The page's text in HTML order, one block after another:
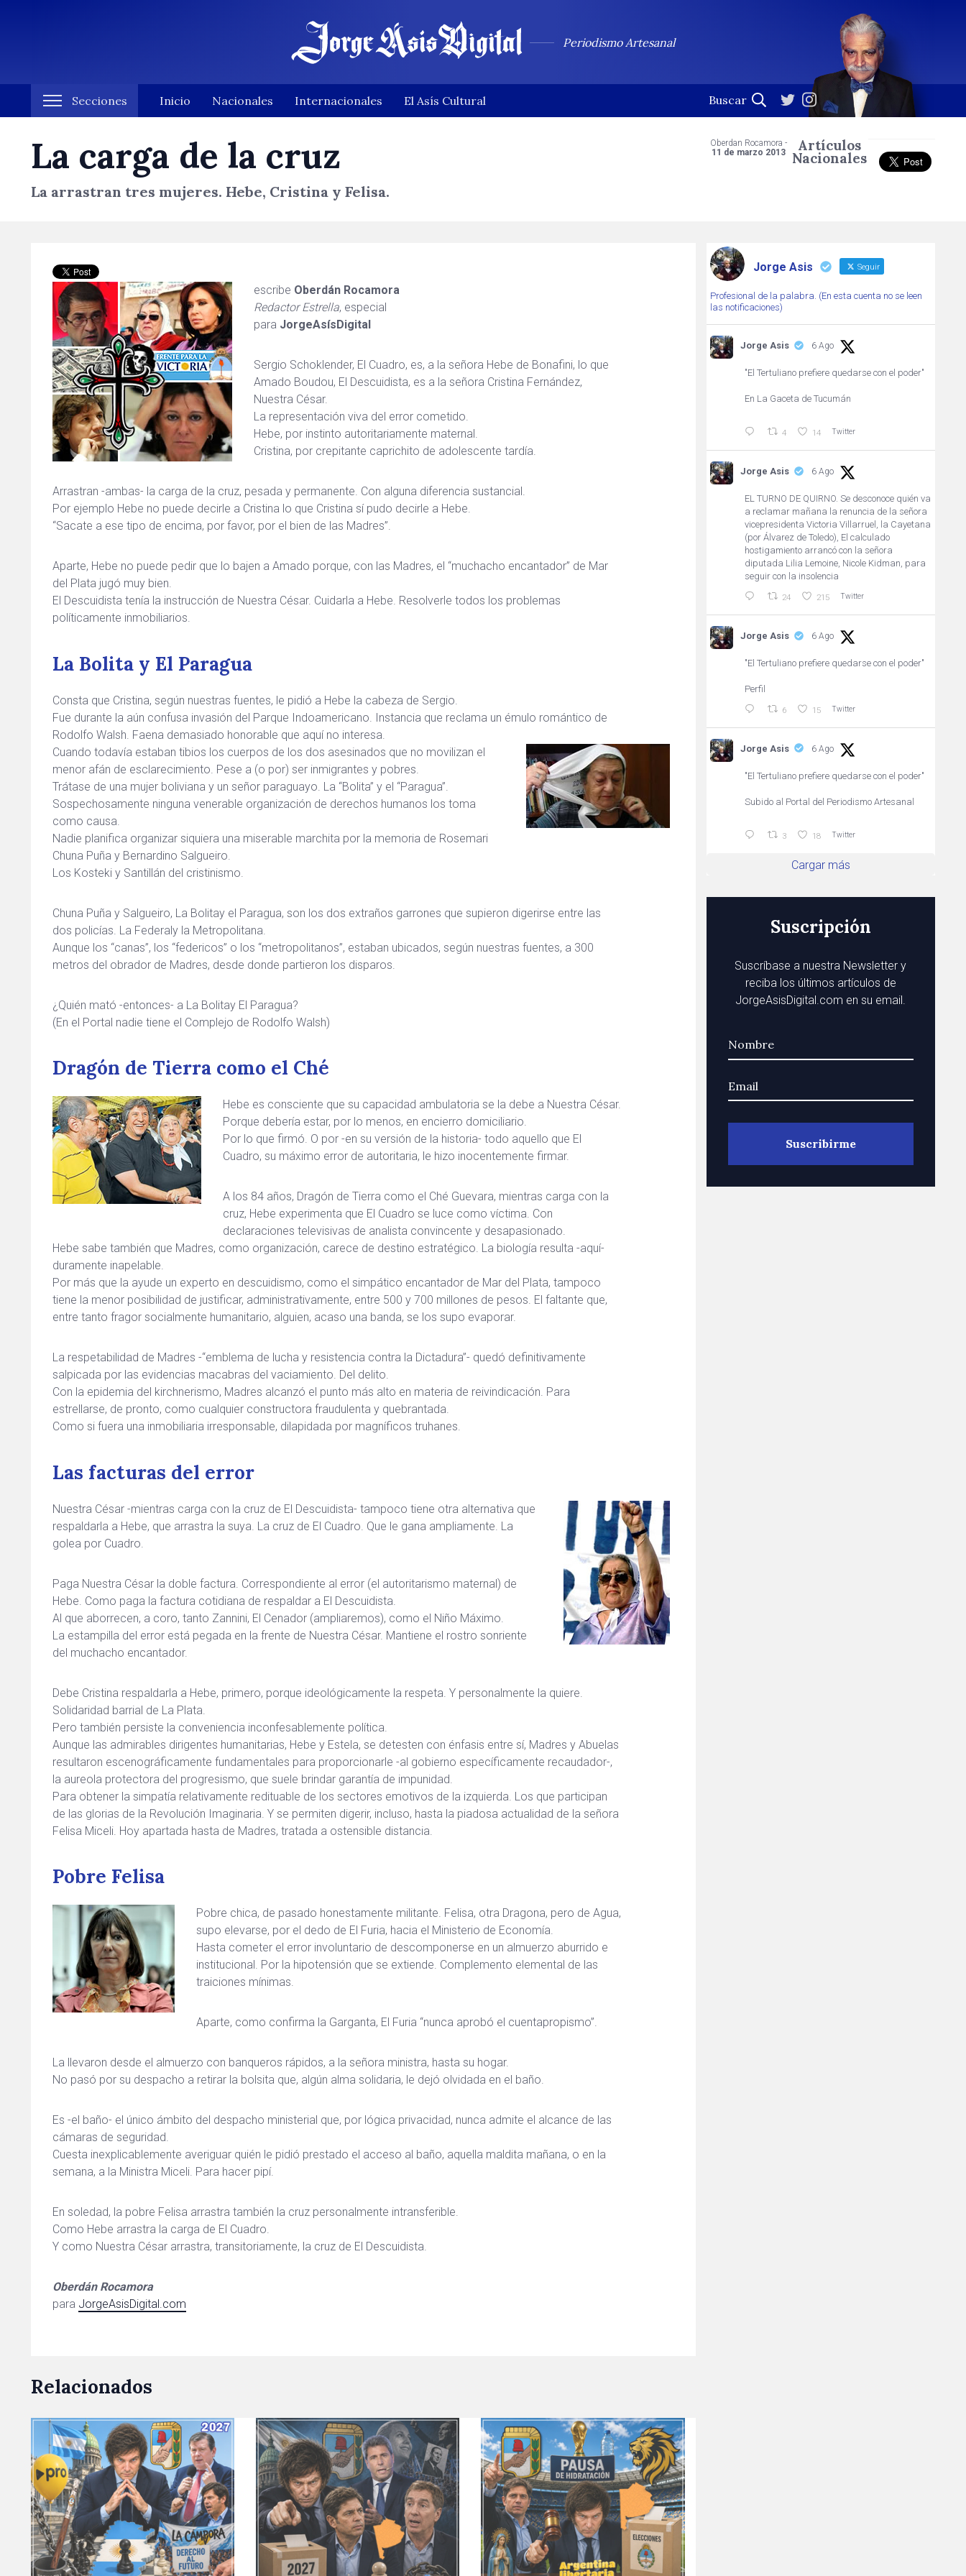
Periodismo Artesanal
Secciones Inicio Nacionales Internacionales El Asís Cultural
La carga de la cruz
La arrastran tres mujeres. Hebe, Cristina y Felisa.
Oberdan Rocamora -
11 de marzo 2013
Artículos
Nacionales
escribe Oberdán Rocamora
Redactor Estrella, especial
para JorgeAsísDigital
Sergio Schoklender, El Cuadro, es, a la señora Hebe de Bonafini, lo que
Amado Boudou, El Descuidista, es a la señora Cristina Fernández,
Nuestra César.
La representación viva del error cometido.
Hebe, por instinto autoritariamente maternal.
Cristina, por crepitante caprichito de adolescente tardía.
Arrastran -ambas- la carga de la cruz, pesada y permanente. Con alguna diferencia sustancial.
Por ejemplo Hebe no puede decirle a Cristina lo que Cristina sí pudo decirle a Hebe.
“Sacate a ese tipo de encima, por favor, por el bien de las Madres”.
Aparte, Hebe no puede pedir que lo bajen a Amado porque, con las Madres, el “muchacho encantador” de Mar
del Plata jugó muy bien.
El Descuidista tenía la instrucción de Nuestra César. Cuidarla a Hebe. Resolverle todos los problemas
políticamente inmobiliarios.
La Bolita y El Paragua
Consta que Cristina, según nuestras fuentes, le pidió a Hebe la cabeza de Sergio.
Fue durante la aún confusa invasión del Parque Indoamericano. Instancia que reclama un émulo romántico de
Rodolfo Walsh. Faena demasiado honorable que aquí no interesa.
Cuando todavía estaban tibios los cuerpos de los dos asesinados que no movilizan el
menor afán de esclarecimiento. Pese a (o por) ser inmigrantes y pobres.
Trátase de una mujer boliviana y un señor paraguayo. La “Bolita” y el “Paragua”.
Sospechosamente ninguna venerable organización de derechos humanos los toma
como causa.
Nadie planifica organizar siquiera una miserable marchita por la memoria de Rosemari
Chuna Puña y Bernardino Salgueiro.
Los Kosteki y Santillán del cristinismo.
Chuna Puña y Salgueiro, La Bolitay el Paragua, son los dos extraños garrones que supieron digerirse entre las
dos policías. La Federaly la Metropolitana.
Aunque los “canas”, los “federicos” o los “metropolitanos”, estaban ubicados, según nuestras fuentes, a 300
metros del obrador de Madres, desde donde partieron los disparos.
¿Quién mató -entonces- a La Bolitay El Paragua?
(En el Portal nadie tiene el Complejo de Rodolfo Walsh)
Dragón de Tierra como el Ché
Hebe es consciente que su capacidad ambulatoria se la debe a Nuestra César.
Porque debería estar, por lo menos, en encierro domiciliario.
Por lo que firmó. O por -en su versión de la historia- todo aquello que El
Cuadro, su máximo error de autoritaria, le hizo inocentemente firmar.
A los 84 años, Dragón de Tierra como el Ché Guevara, mientras carga con la
cruz, Hebe experimenta que El Cuadro se luce como víctima. Con
declaraciones televisivas de analista convincente y desapasionado.
Hebe sabe también que Madres, como organización, carece de destino estratégico. La biología resulta -aquí-
duramente inapelable.
Por más que la ayude un experto en descuidismo, como el simpático encantador de Mar del Plata, tampoco
tiene la menor posibilidad de justificar, administrativamente, entre 500 y 700 millones de pesos. El faltante que,
entre tanto fragor socialmente humanitario, alguien, acaso una banda, se los supo evaporar.
La respetabilidad de Madres -“emblema de lucha y resistencia contra la Dictadura”- quedó definitivamente
salpicada por las evidencias macabras del vaciamiento. Del delito.
Con la epidemia del kirchnerismo, Madres alcanzó el punto más alto en materia de reivindicación. Para
estrellarse, de pronto, como cualquier constructora fraudulenta y quebrantada.
Como si fuera una inmobiliaria irresponsable, dilapidada por magníficos truhanes.
Las facturas del error
Nuestra César -mientras carga con la cruz de El Descuidista- tampoco tiene otra alternativa que
respaldarla a Hebe, que arrastra la suya. La cruz de El Cuadro. Que le gana ampliamente. La
golea por Cuadro.
Paga Nuestra César la doble factura. Correspondiente al error (el autoritarismo maternal) de
Hebe. Como paga la factura cotidiana de respaldar a El Descuidista.
Al que aborrecen, a coro, tanto Zannini, El Cenador (ampliaremos), como el Niño Máximo.
La estampilla del error está pegada en la frente de Nuestra César. Mantiene el rostro sonriente
del muchacho encantador.
Debe Cristina respaldarla a Hebe, primero, porque ideológicamente la respeta. Y personalmente la quiere.
Solidaridad barrial de La Plata.
Pero también persiste la conveniencia inconfesablemente política.
Aunque las admirables dirigentes humanitarias, Hebe y Estela, se detesten con énfasis entre sí, Madres y Abuelas
resultaron escenográficamente fundamentales para proporcionarle -al gobierno específicamente recaudador-,
la aureola protectora del progresismo, que suele brindar garantía de impunidad.
Para obtener la simpatía relativamente redituable de los sectores emotivos de la izquierda. Los que participan
de las glorias de la Revolución Imaginaria. Y se permiten digerir, incluso, hasta la piadosa actualidad de la señora
Felisa Miceli. Hoy apartada hasta de Madres, tratada a ostensible distancia.
Pobre Felisa
Pobre chica, de pasado honestamente militante. Felisa, otra Dragona, pero de Agua,
supo elevarse, por el dedo de El Furia, hacia el Ministerio de Economía.
Hasta cometer el error involuntario de descomponerse en un almuerzo aburrido e
institucional. Por la hipotensión que se extiende. Complemento elemental de las
traiciones mínimas.
Aparte, como confirma la Garganta, El Furia “nunca aprobó el cuentapropismo”.
La llevaron desde el almuerzo con banqueros rápidos, a la señora ministra, hasta su hogar.
No pasó por su despacho a retirar la bolsita que, algún alma solidaria, le dejó olvidada en el baño.
Es -el baño- el único ámbito del despacho ministerial que, por lógica privacidad, nunca admite el alcance de las
cámaras de seguridad.
Cuesta inexplicablemente averiguar quién le pidió prestado el acceso al baño, aquella maldita mañana, o en la
semana, a la Ministra Miceli. Para hacer pipí.
En soledad, la pobre Felisa arrastra también la cruz personalmente intransferible.
Como Hebe arrastra la carga de El Cuadro.
Y como Nuestra César arrastra, transitoriamente, la cruz de El Descuidista.
Oberdán Rocamora
para JorgeAsisDigital.com
Relacionados
Jorge Asis Seguir
Profesional de la palabra. (En esta cuenta no se leen
las notificaciones)
Jorge Asis 6 Ago
"El Tertuliano prefiere quedarse con el poder"
En La Gaceta de Tucumán
4 14 Twitter
Jorge Asis 6 Ago
EL TURNO DE QUIRNO. Se desconoce quién va
a reclamar mañana la renuncia de la señora
vicepresidenta Victoria Villarruel, la Cayetana
(por Álvarez de Toledo), El calculado
hostigamiento arrancó con la señora
diputada Lilia Lemoine, Nicole Kidman, para
seguir con la insolencia
24 215 Twitter
Jorge Asis 6 Ago
"El Tertuliano prefiere quedarse con el poder"
Perfil
6 15 Twitter
Jorge Asis 6 Ago
"El Tertuliano prefiere quedarse con el poder"
Subido al Portal del Periodismo Artesanal
3 18 Twitter
Cargar más
Suscripción
Suscríbase a nuestra Newsletter y
reciba los últimos artículos de
JorgeAsisDigital.com en su email.